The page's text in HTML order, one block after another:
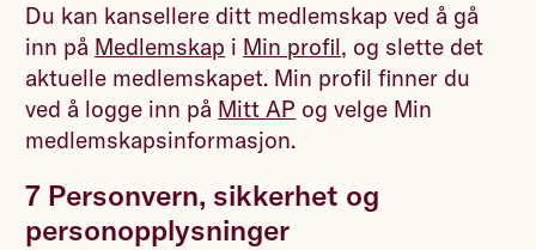
Du kan kansellere ditt medlemskap ved å gå
inn på Medlemskap i Min profil, og slette det
aktuelle medlemskapet. Min profil finner du
ved å logge inn på Mitt AP og velge Min
medlemskapsinformasjon.
7 Personvern, sikkerhet og
personopplysninger